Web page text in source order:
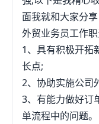
面我就和大家分享
外贸业务员工作职
1、具有积极开拓
长点;
2、协助实施公司
3、有能力做好订
单流程中的问题。